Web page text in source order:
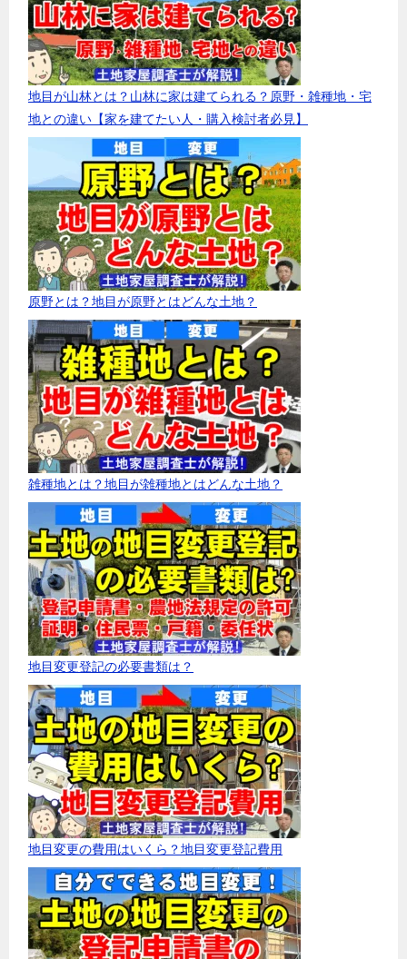
地目が山林とは？山林に家は建てられる？原野・雑種地・宅
地との違い【家を建てたい人・購入検討者必見】
原野とは？地目が原野とはどんな土地？
雑種地とは？地目が雑種地とはどんな土地？
地目変更登記の必要書類は？
地目変更の費用はいくら？地目変更登記費用